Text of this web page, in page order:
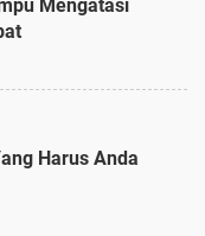
Mengatasi
Harus Anda